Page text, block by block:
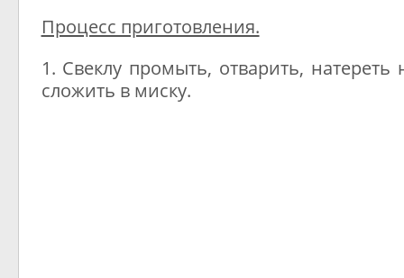
Процесс приготовления.
1. Свеклу промыть, отварить, натереть
сложить в миску.